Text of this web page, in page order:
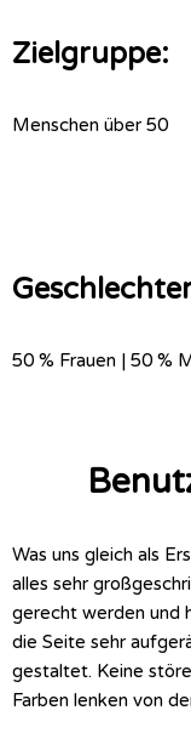
Zielgruppe:
Menschen über 50
50 % Frauen | 50 %
Was uns gleich als
alles sehr
gerecht werden und
die Seite sehr
gestaltet. Keine
Farben lenken von